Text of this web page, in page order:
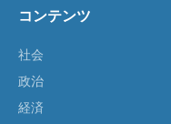
コンテンツ
社会
政治
経済